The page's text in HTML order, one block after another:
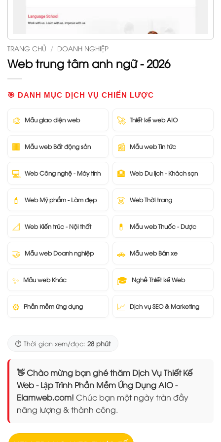
TRANG CHỦ / DOANH NGHIỆP
Web trung tâm anh ngữ - 2026
🎯 DANH MỤC DỊCH VỤ CHIẾN LƯỢC
🎨 Mẫu giao diện web 🚀 Thiết kế web AIO
🏢 Mẫu web Bất động sản 📰 Mẫu web Tin tức
💻 Web Công nghệ - Máy tính 🏨 Web Du lịch - Khách sạn
💄 Web Mỹ phẩm - Làm đẹp 👗 Web Thời trang
📐 Web Kiến trúc - Nội thất 💊 Mẫu web Thuốc - Dược
🤝 Mẫu web Doanh nghiệp 🚗 Mẫu web Bán xe
✨ Mẫu web Khác 🎓 Nghề Thiết kế Web
⚙️ Phần mềm ứng dụng 📈 Dịch vụ SEO & Marketing
⏱️ Thời gian xem/đọc: 28 phút
👋 Chào mừng bạn ghé thăm Dịch Vụ Thiết Kế
Web - Lập Trình Phần Mềm Ứng Dụng AIO -
Elamweb.com! Chúc bạn một ngày tràn đầy
năng lượng & thành công.